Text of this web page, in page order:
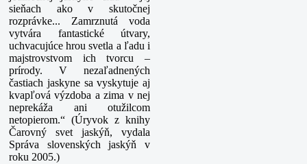
sieňach ako v skutočnej
rozprávke... Zamrznutá voda
vytvára fantastické útvary,
uchvacujúce hrou svetla a ľadu i
majstrovstvom ich tvorcu –
prírody. V nezaľadnených
častiach jaskyne sa vyskytuje aj
kvapľová výzdoba a zima v nej
neprekáža ani otužilcom
netopierom.“ (Úryvok z knihy
Čarovný svet jaskýň, vydala
Správa slovenských jaskýň v
roku 2005.)